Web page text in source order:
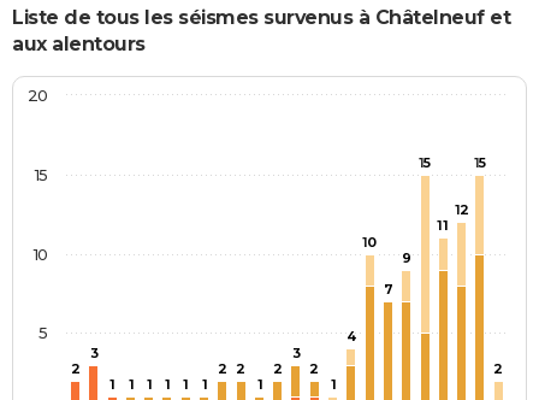
Liste de tous les séismes survenus à Châtelneuf et
aux alentours
2
3
1
1 1 1 1 1
2
2
1
2
3
2
1
4
10
7
9
15
11
12
15
2
5
10
15
20